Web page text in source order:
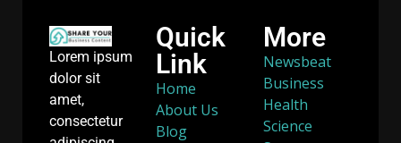
Lorem ipsum
dolor sit
amet,
consectetur
Quick
Link
Home
About Us
Blog
More
Newsbeat
Business
Health
Science